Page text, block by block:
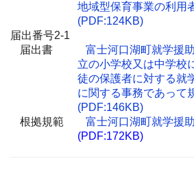
地域型保育事業の利用
(PDF:124KB)
届出番号2-1
届出書 富士河口湖町就学援
立の小学校又は中学校
徒の保護者に対する就
に関する事務であって
(PDF:146KB)
根拠規範 富士河口湖町就学援
(PDF:172KB)